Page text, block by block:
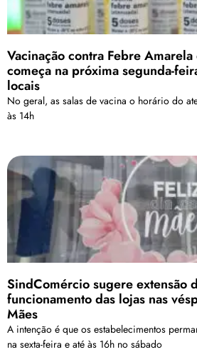
Vacinação contra Febre
começa na próxima segunda-
locais
No geral, as salas de vacina o horário do
às 14h
SindComércio sugere extensão
funcionamento das lojas nas
Mães
A intenção é que os estabelecimentos
na sexta-feira e até às 16h no sábado